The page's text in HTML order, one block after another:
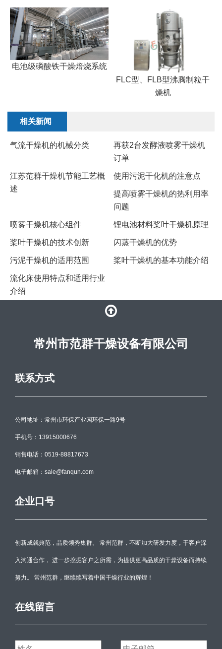
电池级磷酸铁干燥焙烧系统
FLC型、FLB型沸腾制粒干
燥机
相关新闻
气流干燥机的机械分类
再获2台发酵液喷雾干燥机
订单
江苏范群干燥机节能工艺概
述
使用污泥干化机的注意点
提高喷雾干燥机的热利用率
问题
喷雾干燥机核心组件 锂电池材料桨叶干燥机原理
桨叶干燥机的技术创新 闪蒸干燥机的优势
​污泥干燥机的适用范围 桨叶干燥机的基本功能介绍
​流化床使用特点和适用行业
介绍
常州市范群干燥设备有限公司
联系方式
公司地址：常州市环保产业园环保一路9号
手机号：13915000676
销售电话：0519-88817673
电子邮箱：sale@fanqun.com
企业口号
创新成就典范，品质领秀集群。 常州范群，不断加大研发力度，于客户深
入沟通合作， 进一步挖掘客户之所需，为提供更高品质的干燥设备而持续
努力。 常州范群，继续续写着中国干燥行业的辉煌！
在线留言